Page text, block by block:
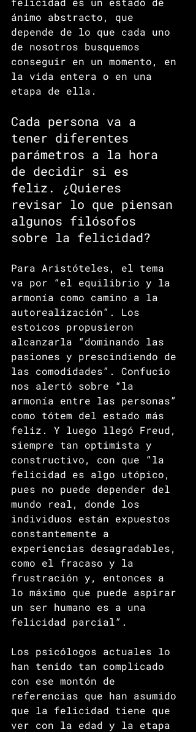
ánimo abstracto, que
depende de lo que cada uno
de nosotros busquemos
conseguir en un momento, en
la vida entera o en una
etapa de ella.
Cada persona va a
tener diferentes
parámetros a la hora
de decidir si es
feliz. ¿Quieres
revisar lo que piensan
algunos filósofos
sobre la felicidad?
Para Aristóteles, el tema
va por “el equilibrio y la
armonía como camino a la
autorealización”. Los
estoicos propusieron
alcanzarla “dominando las
pasiones y prescindiendo de
las comodidades”. Confucio
nos alertó sobre “la
armonía entre las personas”
como tótem del estado más
feliz. Y luego llegó Freud,
siempre tan optimista y
constructivo, con que “la
felicidad es algo utópico,
pues no puede depender del
mundo real, donde los
individuos están expuestos
constantemente a
experiencias desagradables,
como el fracaso y la
frustración y, entonces a
lo máximo que puede aspirar
un ser humano es a una
felicidad parcial”.
Los psicólogos actuales lo
han tenido tan complicado
con ese montón de
referencias que han asumido
que la felicidad tiene que
ver con la edad y la etapa